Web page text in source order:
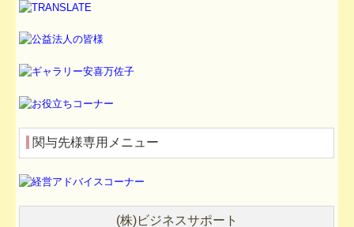
関与先様専用メニュー
(株)ビジネスサポート